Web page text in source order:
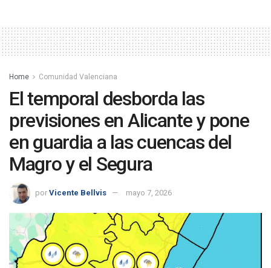
Home Comunidad Valenciana
El temporal desborda las
previsiones en Alicante y pone
en guardia a las cuencas del
Magro y el Segura
por Vicente Bellvis mayo 7, 2026